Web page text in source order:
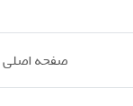
صفحه اصلی